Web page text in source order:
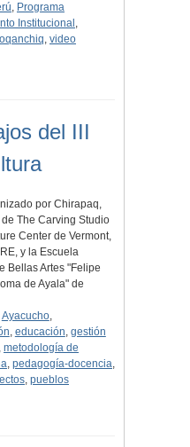
, Programa
Institucional ,
, video
del III
por Chirapaq,
The Carving Studio
Center de Vermont,
y la Escuela
Bellas Artes "Felipe
de Ayala" de
Ayacucho,
, educación, gestión
, metodología de
, pedagogía-docencia,
, pueblos